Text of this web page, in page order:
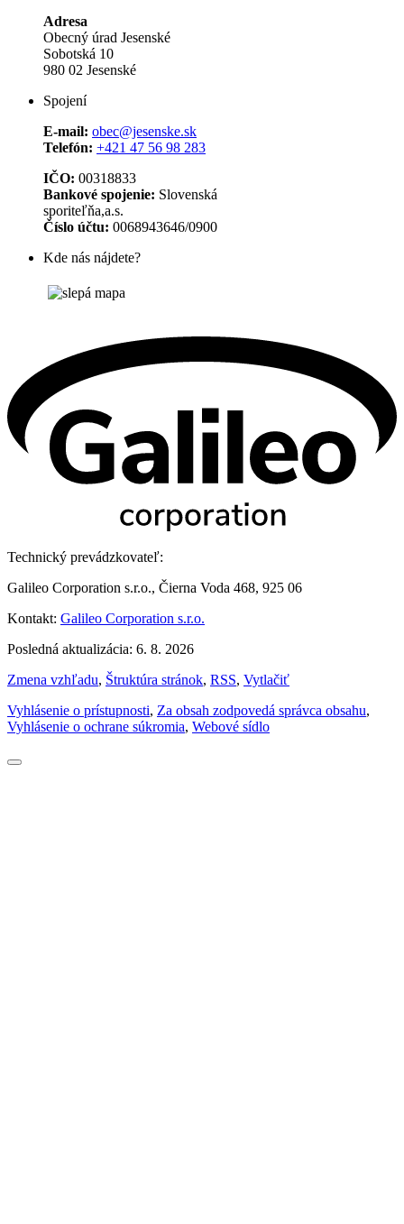
Adresa
Obecný úrad Jesenské
Sobotská 10
980 02 Jesenské
Spojení
E-mail: obec@jesenske.sk
Telefón: +421 47 56 98 283
IČO: 00318833
Bankové spojenie: Slovenská
sporiteľňa,a.s.
Číslo účtu: 0068943646/0900
Kde nás nájdete?
Technický prevádzkovateľ:
Galileo Corporation s.r.o., Čierna Voda 468, 925 06
Kontakt: Galileo Corporation s.r.o.
Posledná aktualizácia: 6. 8. 2026
Zmena vzhľadu, Štruktúra stránok, RSS, Vytlačiť
Vyhlásenie o prístupnosti, Za obsah zodpovedá správca obsahu,
Vyhlásenie o ochrane súkromia, Webové sídlo